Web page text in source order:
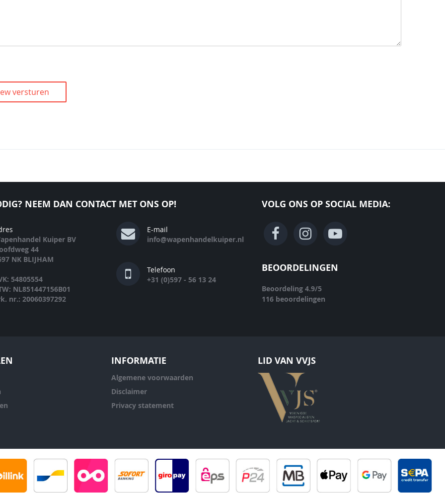
versturen
NEEM DAN CONTACT MET ONS OP!
Kuiper BV
44
NK BLIJHAM
54805554
NL851447156B01
nr.: 20060397292
E-mail
info@wapenhandelkuiper.nl
Telefoon
+31 (0)597 - 56 13 24
VOLG ONS OP SOCIAL MEDIA:
BEOORDELINGEN
Beoordeling 4.9/5
116 beoordelingen
INFORMATIE
Algemene voorwaarden
Disclaimer
Privacy statement
LID VAN VVJS